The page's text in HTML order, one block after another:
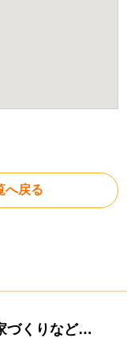
へ戻る
づくりなど…